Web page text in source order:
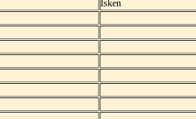
Isken